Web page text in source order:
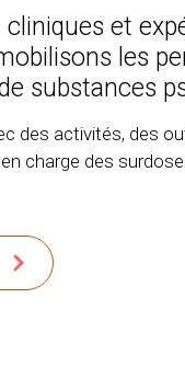
et
les
substances
des activités, des
charge des